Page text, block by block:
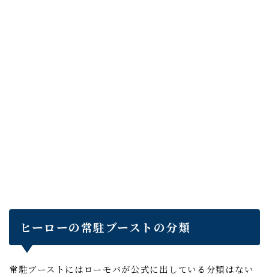
ヒーローの常駐ブーストの分類
常駐ブーストにはローモバが公式に出している分類はない